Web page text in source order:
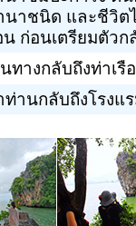
นาชนิด และชีวิต
น ก่อนเตรียมตัวก
นทางกลับถึงท่าเรือ
ท่านกลับถึงโรงแ